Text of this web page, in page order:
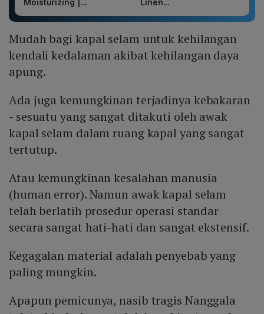
Moisturizing |...
Linen...
Mudah bagi kapal selam untuk kehilangan
kendali kedalaman akibat kehilangan daya
apung.
Ada juga kemungkinan terjadinya kebakaran
- sesuatu yang sangat ditakuti oleh awak
kapal selam dalam ruang kapal yang sangat
tertutup.
Atau kemungkinan kesalahan manusia
(human error). Namun awak kapal selam
telah berlatih prosedur operasi standar
secara sangat hati-hati dan sangat ekstensif.
Kegagalan material adalah penyebab yang
paling mungkin.
Apapun pemicunya, nasib tragis Nanggala